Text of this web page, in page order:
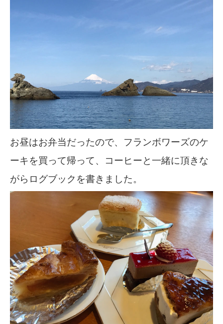
お昼はお弁当だったので、フランボワーズのケ
ーキを買って帰って、コーヒーと一緒に頂きな
がらログブックを書きました。